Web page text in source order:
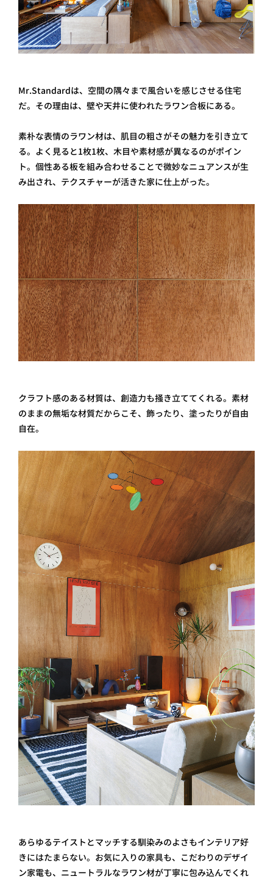
Mr.Standardは、空間の隅々まで風合いを感じさせる住宅
だ。その理由は、壁や天井に使われたラワン合板にある。
素朴な表情のラワン材は、肌目の粗さがその魅力を引き立て
る。よく見ると1枚1枚、木目や素材感が異なるのがポイン
ト。個性ある板を組み合わせることで微妙なニュアンスが生
み出され、テクスチャーが活きた家に仕上がった。
クラフト感のある材質は、創造力も掻き立ててくれる。素材
のままの無垢な材質だからこそ、飾ったり、塗ったりが自由
自在。
あらゆるテイストとマッチする馴染みのよさもインテリア好
きにはたまらない。お気に入りの家具も、こだわりのデザイ
ン家電も、ニュートラルなラワン材が丁寧に包み込んでくれ